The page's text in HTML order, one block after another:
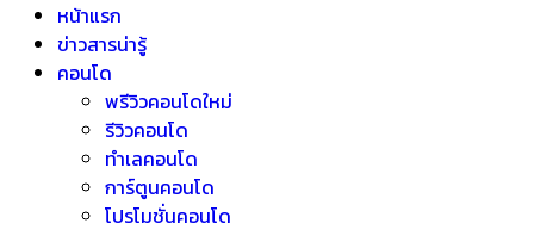
หน้าแรก
ข่าวสารน่ารู้
คอนโด
พรีวิวคอนโดใหม่
รีวิวคอนโด
ทำเลคอนโด
การ์ตูนคอนโด
โปรโมชั่นคอนโด